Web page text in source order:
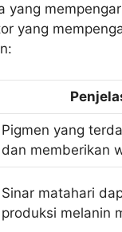
yang
yang
Pigmen yang
dan memberikan
Sinar matahari
produksi melanin